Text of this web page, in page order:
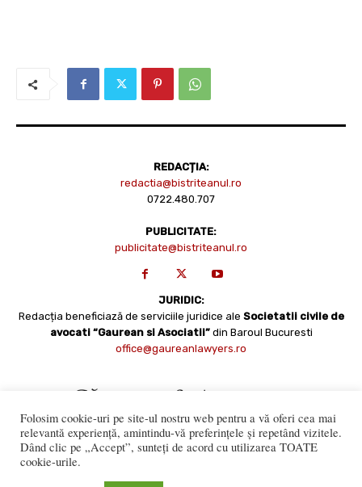
REDACȚIA:
redactia@bistriteanul.ro
0722.480.707
PUBLICITATE:
publicitate@bistriteanul.ro
JURIDIC:
Redacția beneficiază de serviciile juridice ale Societatii civile de
avocati “Gaurean si Asociatii” din Baroul Bucuresti
office@gaureanlawyers.ro
Folosim cookie-uri pe site-ul nostru web pentru a vă oferi cea mai
relevantă experiență, amintindu-vă preferințele și repetând vizitele.
Dând clic pe „Accept”, sunteți de acord cu utilizarea TOATE
cookie-urile.